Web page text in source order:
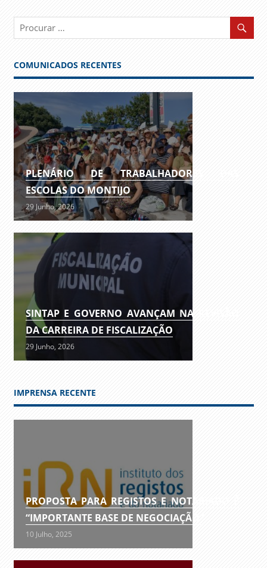
COMUNICADOS RECENTES
PLENÁRIO DE TRABALHADORES DAS
ESCOLAS DO MONTIJO
29 Junho, 2026
SINTAP E GOVERNO AVANÇAM NA REVISÃO
DA CARREIRA DE FISCALIZAÇÃO
29 Junho, 2026
IMPRENSA RECENTE
PROPOSTA PARA REGISTOS E NOTARIADO É
“IMPORTANTE BASE DE NEGOCIAÇÃO”
10 Julho, 2025